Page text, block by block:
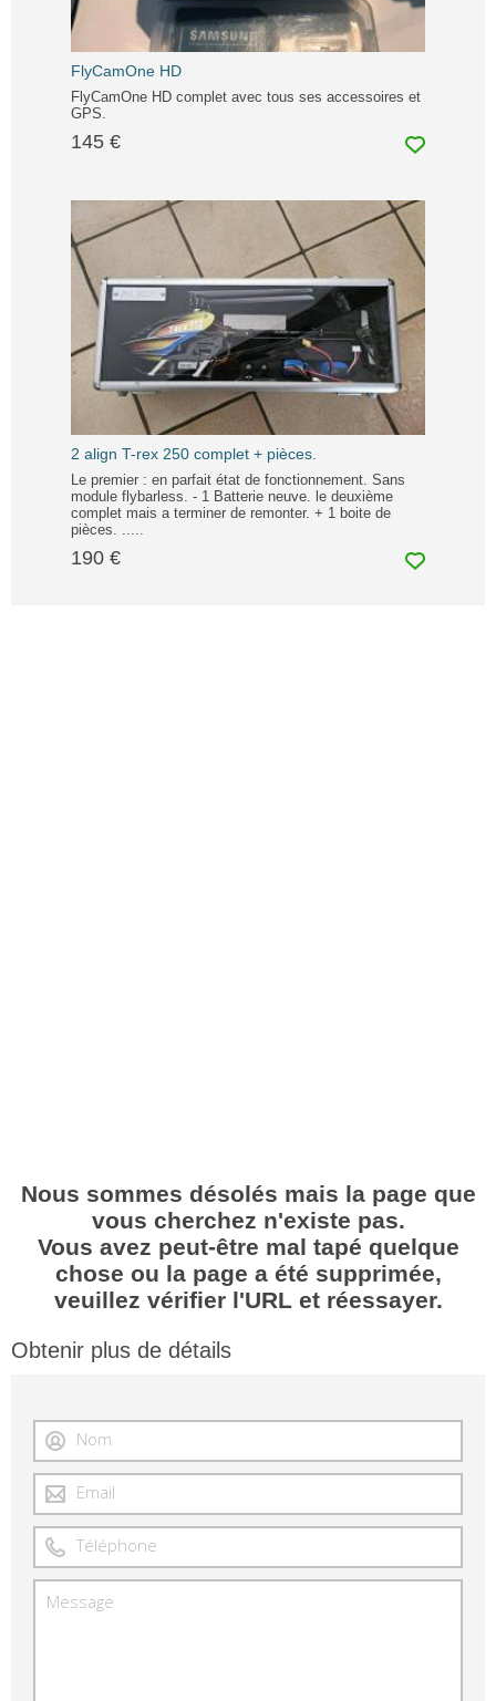
FlyCamOne HD
FlyCamOne HD complet avec tous ses accessoires et
GPS.
145 €
2 align T-rex 250 complet + pièces.
Le premier : en parfait état de fonctionnement. Sans
module flybarless. - 1 Batterie neuve. le deuxième
complet mais a terminer de remonter. + 1 boite de
pièces. .....
190 €
Nous sommes désolés mais la page que
vous cherchez n'existe pas.
Vous avez peut-être mal tapé quelque
chose ou la page a été supprimée,
veuillez vérifier l'URL et réessayer.
Obtenir plus de détails